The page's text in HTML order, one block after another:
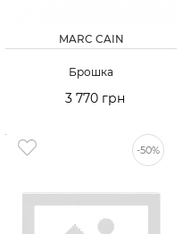
MARC CAIN
Брошка
3 770 грн
-50%